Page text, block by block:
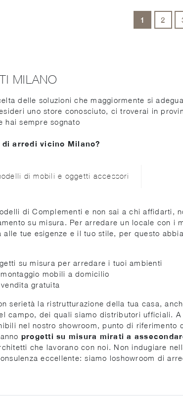
1 2
MILANO
delle soluzioni che maggiormente si
uno store conosciuto, ci troverai in
hai sempre sognato
arredi vicino Milano?
di mobili e oggetti accessori
di Complementi e non sai a chi affidarti,
su misura. Per arredare un locale con
alle tue esigenze e il tuo stile, per questo
su misura per arredare i tuoi ambienti
mobili a domicilio
gratuita
serietà la ristrutturazione della tua casa,
campo, dei quali siamo distributori ufficiali.
nel nostro showroom, punto di
progetti su misura mirati a
che lavorano con noi. Non indugiare
eccellente: siamo loshowroom di